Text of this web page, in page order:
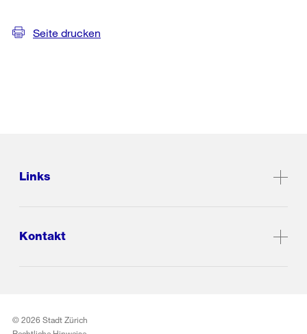
Seite drucken
Links
Kontakt
© 2026 Stadt Zürich